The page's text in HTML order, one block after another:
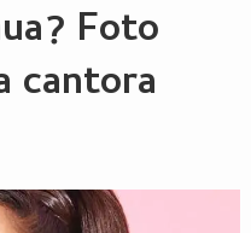
Foto
cantora